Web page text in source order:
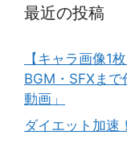
最近の投稿
【キャラ画像1
BGM・SFXま
動画」
ダイエット加速